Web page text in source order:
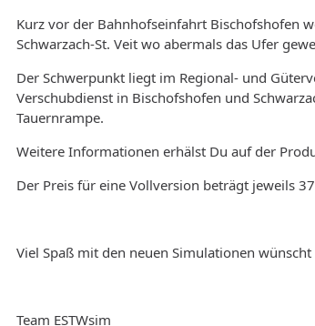
Kurz vor der Bahnhofseinfahrt Bischofshofen
Schwarzach-St. Veit wo abermals das Ufer
Der Schwerpunkt liegt im Regional- und
Verschubdienst in Bischofshofen und
Tauernrampe.
Weitere Informationen erhälst Du auf der
Der Preis für eine Vollversion beträgt jeweils
Viel Spaß mit den neuen Simulationen wünscht
Team ESTWsim